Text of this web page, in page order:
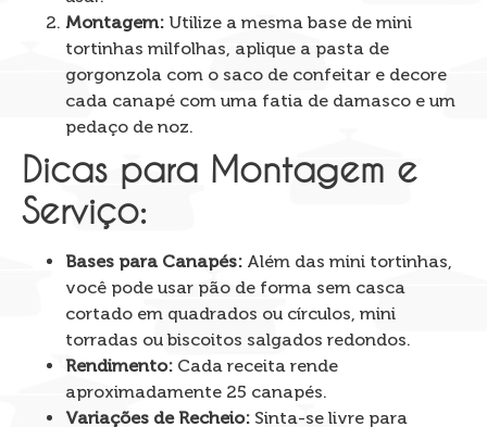
Montagem: Utilize a mesma base de mini
tortinhas milfolhas, aplique a pasta de
gorgonzola com o saco de confeitar e decore
cada canapé com uma fatia de damasco e um
pedaço de noz.
Dicas para Montagem e
Serviço:
Bases para Canapés: Além das mini tortinhas,
você pode usar pão de forma sem casca
cortado em quadrados ou círculos, mini
torradas ou biscoitos salgados redondos.
Rendimento: Cada receita rende
aproximadamente 25 canapés.
Variações de Recheio: Sinta-se livre para